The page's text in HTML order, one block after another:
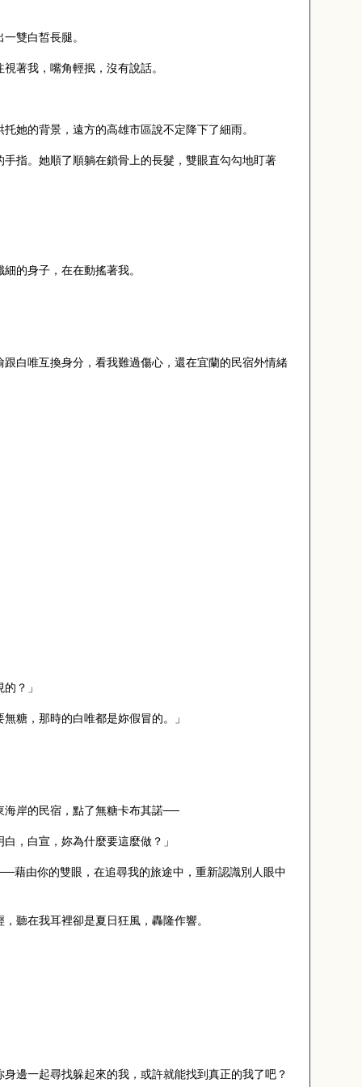
雙白皙長腿。
著我，嘴角輕抿，沒有說話。
她的背景，遠方的高雄市區說不定降下了細雨。
指。她順了順躺在鎖骨上的長髮，雙眼直勾勾地盯著
的身子，在在動搖著我。
白唯互換身分，看我難過傷心，還在宜蘭的民宿外情緒
？」
糖，那時的白唯都是妳假冒的。」
海岸的民宿，點了無糖卡布其諾──
，白宣，妳為什麼要這麼做？」
藉由你的雙眼，在追尋我的旅途中，重新認識別人眼中
聽在我耳裡卻是夏日狂風，轟隆作響。
邊一起尋找躲起來的我，或許就能找到真正的我了吧？